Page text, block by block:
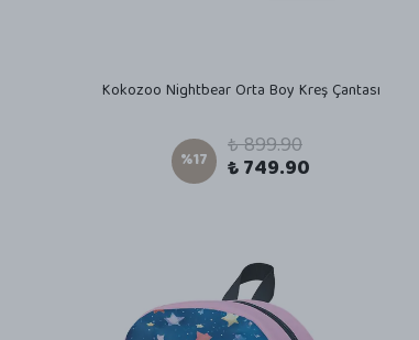
Kokozoo Nightbear Orta Boy Kreş Çantası
%17 ₺ 899.90
₺ 749.90